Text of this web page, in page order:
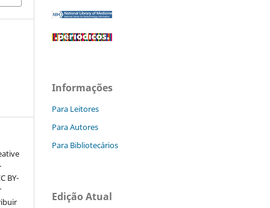
BY-
Informações
Para Leitores
Para Autores
Para Bibliotecários
Edição Atual